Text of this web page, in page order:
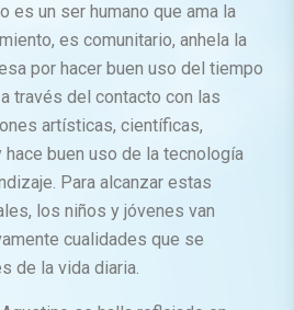
es un ser humano que ama la
es comunitario, anhela la
por hacer buen uso del tiempo
través del contacto con las
artísticas, científicas,
buen uso de la tecnología
Para alcanzar estas
los niños y jóvenes van
cualidades que se
de la vida diaria.